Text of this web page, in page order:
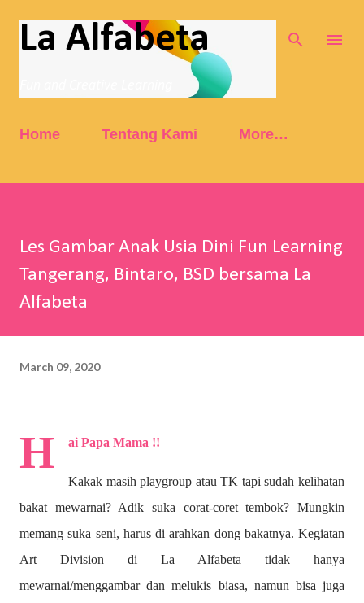
Skip to main content
La Alfabeta
Home Tentang Kami More…
Les Gambar Anak Usia Dini Fun Learning
Tangerang, Bintaro, BSD bersama La
Alfabeta
March 09, 2020
H ai Papa Mama !!
Kakak masih playgroup atau TK tapi sudah kelihatan
bakat mewarnai? Adik suka corat-coret tembok? Mungkin
memang suka seni, harus di arahkan dong bakatnya. Kegiatan
Art Division di La Alfabeta tidak hanya
mewarnai/menggambar dan melukis biasa, namun bisa juga